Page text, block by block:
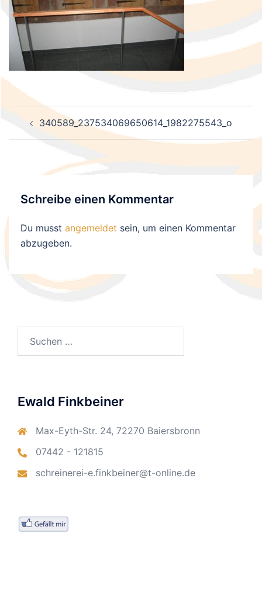
Beitragsnavigation
340589_237534069650614_1982275543_o
Schreibe einen Kommentar
Du musst angemeldet sein, um einen Kommentar
abzugeben.
Ewald Finkbeiner
Max-Eyth-Str. 24, 72270 Baiersbronn
07442 - 121815
schreinerei-e.finkbeiner@t-online.de